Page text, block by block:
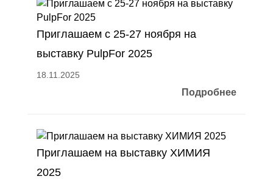
Приглашаем с 25-27 ноября на
выставку PulpFor 2025
18.11.2025
Подробнее
Приглашаем на выставку ХИМИЯ
2025